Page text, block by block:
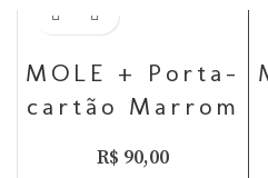
MOLE + Porta-
cartão Marrom
R$ 90,00